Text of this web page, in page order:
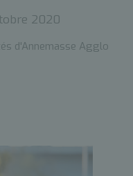
2020
d'Annemasse Agglo